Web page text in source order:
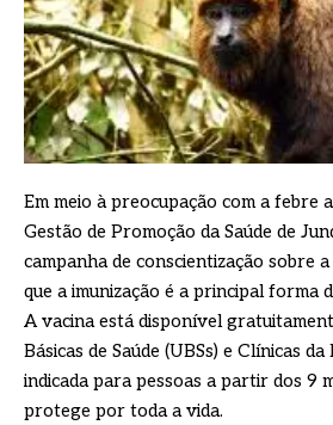
Em meio à preocupação com a febre
Gestão de Promoção da Saúde de
campanha de conscientização sobre
que a imunização é a principal forma
A vacina está disponível
Básicas de Saúde (UBSs) e Clínicas da
indicada para pessoas a partir dos 9
protege por toda a vida.